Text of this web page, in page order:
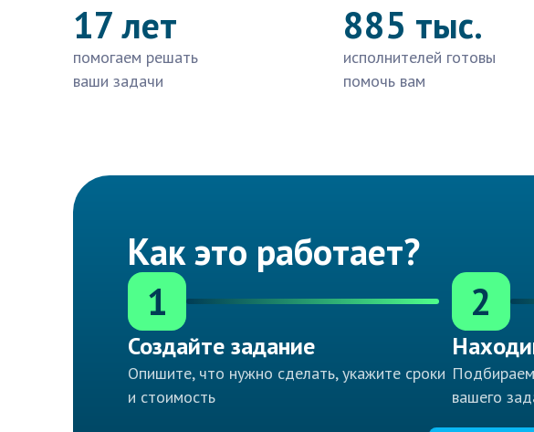
17 лет
помогаем решать
ваши задачи
885 тыс.
исполнителей готовы
помочь вам
Как это работает?
1
Создайте задание
Опишите, что нужно сделать, укажите сроки
и стоимость
2
вашего